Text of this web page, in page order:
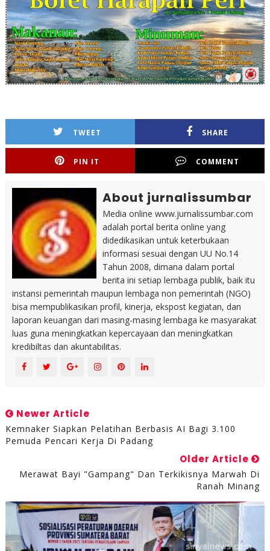
TWEET SHARE
PIN IT COMMENT
About jurnalissumbar
Media online www.jurnalissumbar.com
adalah portal berita online yang
didedikasikan untuk keterbukaan
informasi sesuai dengan UU No.14
Tahun 2008, dimana dalam portal
berita ini setiap lembaga publik, baik itu
instansi pemerintah maupun lembaga non pemerintah (NGO)
bisa mempublikasikan profil, kinerja, ekspost kegiatan, dan
laporan keuangan dari masing-masing lembaga ke masyarakat
luas guna meningkatkan kepercayaan dan meningkatkan
kredibiltas dan akuntabilitas.
Newer Article
Kemnaker Siapkan Pelatihan Berbasis AI Bagi 3.100
Pemuda Pencari Kerja Di Padang
Older Article
Merawat Bayi "Gampang" Dan Terkikisnya Marwah Di
Ranah Minang